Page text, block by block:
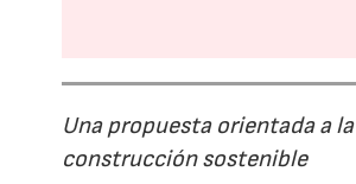
Una propuesta orientada a la
construcción sostenible